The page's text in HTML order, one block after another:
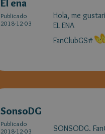
El ena
Publicado
2018-12-03
Hola, me
EL ENA
FanClubGS#
SonsoDG
Publicado
2018-12-03
SONSODG.